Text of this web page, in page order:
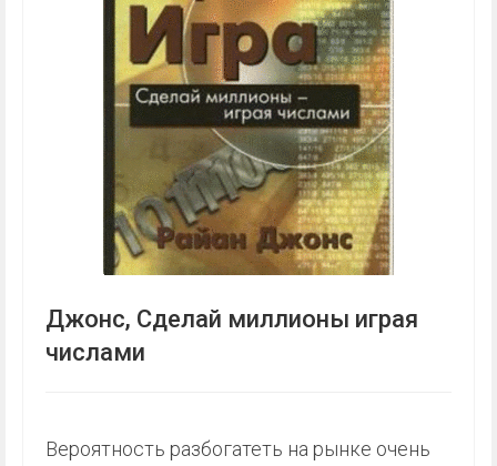
Джонс, Сделай миллионы играя
числами
Вероятность разбогатеть на рынке очень